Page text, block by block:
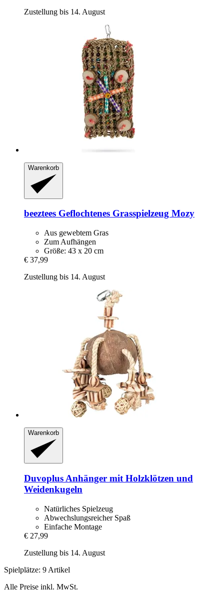
Zustellung bis 14. August
Warenkorb
beeztees Geflochtenes Grasspielzeug Mozy
Aus gewebtem Gras
Zum Aufhängen
Größe: 43 x 20 cm
€ 37,99
Zustellung bis 14. August
Warenkorb
DuvoplusAnhänger mit Holzklötzen und
Weidenkugeln
Natürliches Spielzeug
Abwechslungsreicher Spaß
Einfache Montage
€ 27,99
Zustellung bis 14. August
Spielplätze: 9 Artikel
Alle Preise inkl. MwSt.